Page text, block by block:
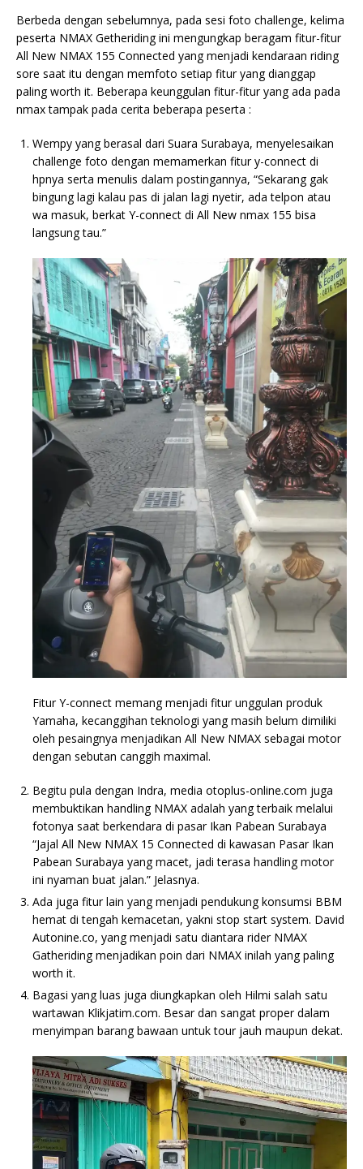
Berbeda dengan sebelumnya, pada sesi foto challenge, kelima
peserta NMAX Getheriding ini mengungkap beragam fitur-fitur
All New NMAX 155 Connected yang menjadi kendaraan riding
sore saat itu dengan memfoto setiap fitur yang dianggap
paling worth it. Beberapa keunggulan fitur-fitur yang ada pada
nmax tampak pada cerita beberapa peserta :
Wempy yang berasal dari Suara Surabaya, menyelesaikan
challenge foto dengan memamerkan fitur y-connect di
hpnya serta menulis dalam postingannya, “Sekarang gak
bingung lagi kalau pas di jalan lagi nyetir, ada telpon atau
wa masuk, berkat Y-connect di All New nmax 155 bisa
langsung tau.”
Fitur Y-connect memang menjadi fitur unggulan produk
Yamaha, kecanggihan teknologi yang masih belum dimiliki
oleh pesaingnya menjadikan All New NMAX sebagai motor
dengan sebutan canggih maximal.
Begitu pula dengan Indra, media otoplus-online.com juga
membuktikan handling NMAX adalah yang terbaik melalui
fotonya saat berkendara di pasar Ikan Pabean Surabaya
“Jajal All New NMAX 15 Connected di kawasan Pasar Ikan
Pabean Surabaya yang macet, jadi terasa handling motor
ini nyaman buat jalan.” Jelasnya.
Ada juga fitur lain yang menjadi pendukung konsumsi BBM
hemat di tengah kemacetan, yakni stop start system. David
Autonine.co, yang menjadi satu diantara rider NMAX
Gatheriding menjadikan poin dari NMAX inilah yang paling
worth it.
Bagasi yang luas juga diungkapkan oleh Hilmi salah satu
wartawan Klikjatim.com. Besar dan sangat proper dalam
menyimpan barang bawaan untuk tour jauh maupun dekat.